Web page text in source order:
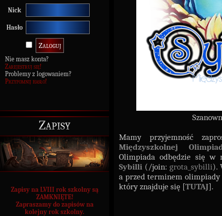
Nick
Hasło
Nie masz konta?
Zarejestruj się!
Problemy z logowaniem?
Przypomnij hasło!
Zapisy
Zapisy na LVIII rok szkolny są
ZAMKNIĘTE!
Zapraszamy do zapisów na
kolejny rok szkolny.
Mamy przyjemność
Międzyszkolnej
Olimpiada odbędzie się w
Sybilli (/join: grota_sybilli).
a przed terminem olimpiady
który znajduje się [TUTAJ].